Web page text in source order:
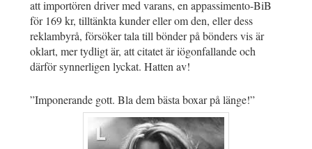
att importören driver med varans, en appassimento-BiB
för 169 kr, tilltänkta kunder eller om den, eller dess
reklambyrå, försöker tala till bönder på bönders vis är
oklart, mer tydligt är, att citatet är iögonfallande och
därför synnerligen lyckat. Hatten av!
”Imponerande gott. Bla dem bästa boxar på länge!”